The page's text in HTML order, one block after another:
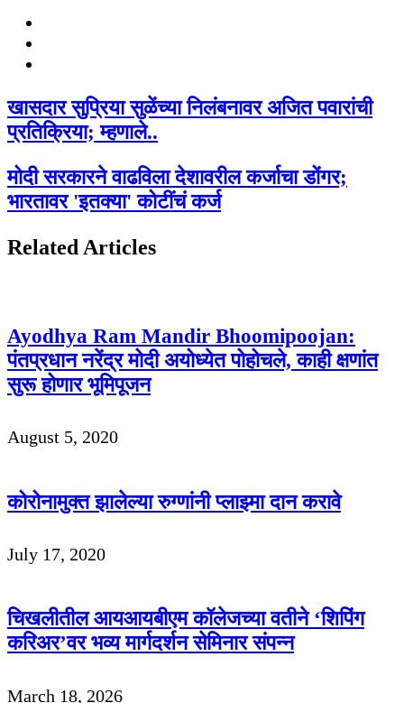
खासदार सुप्रिया सुळेंच्या निलंबनावर अजित पवारांची
प्रतिक्रिया; म्हणाले..
मोदी सरकारने वाढविला देशावरील कर्जाचा डोंगर;
भारतावर 'इतक्या' कोटींचं कर्ज
Related Articles
Ayodhya Ram Mandir Bhoomipoojan:
पंतप्रधान नरेंद्र मोदी अयोध्येत पोहोचले, काही क्षणांत
सुरू होणार भूमिपूजन
August 5, 2020
कोरोनामुक्त झालेल्या रुग्णांनी प्लाझ्मा दान करावे
July 17, 2020
चिखलीतील आयआयबीएम कॉलेजच्या वतीने ‘शिपिंग
करिअर’वर भव्य मार्गदर्शन सेमिनार संपन्न
March 18, 2026